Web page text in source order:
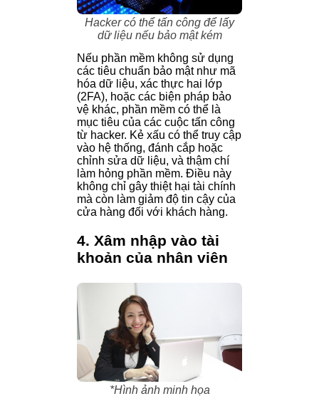
Hacker có thể tấn công để lấy
dữ liệu nếu bảo mật kém
Nếu phần mềm không sử dụng
các tiêu chuẩn bảo mật như mã
hóa dữ liệu, xác thực hai lớp
(2FA), hoặc các biện pháp bảo
vệ khác, phần mềm có thể là
mục tiêu của các cuộc tấn công
từ hacker. Kẻ xấu có thể truy cập
vào hệ thống, đánh cắp hoặc
chỉnh sửa dữ liệu, và thậm chí
làm hỏng phần mềm. Điều này
không chỉ gây thiệt hại tài chính
mà còn làm giảm độ tin cậy của
cửa hàng đối với khách hàng.
4. Xâm nhập vào tài
khoản của nhân viên
*Hình ảnh minh họa